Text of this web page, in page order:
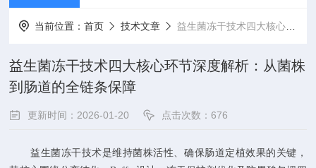
当前位置：首页 技术文章 益生菌冻干技术四大核心环节深度解析：从菌株到肠道的全链条保障
益生菌冻干技术四大核心环节深度解析：从菌株
到肠道的全链条保障
更新时间：2026-01-20 点击次数：676
益生菌冻干技术是维持菌株活性、确保肠道定植效果的关键，